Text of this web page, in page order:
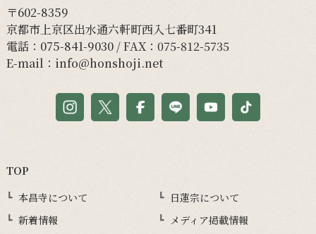
〒602-8359
京都市上京区出水通六軒町西入七番町341
電話： 075-841-9030/ FAX：075-812-5735
E-mail： info@honshoji.net
TOP
本昌寺について
日蓮宗について
新着情報
メディア掲載情報